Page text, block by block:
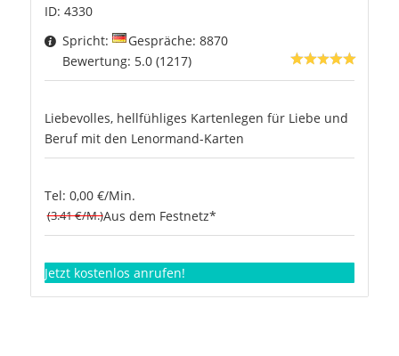
ID: 4330
Spricht:
Gespräche: 8870
Bewertung: 5.0 (1217)
Liebevolles, hellfühliges Kartenlegen für Liebe und
Beruf mit den Lenormand-Karten
Tel: 0,00 €/Min.
(3.41 €/M.)Aus dem Festnetz*
Jetzt kostenlos anrufen!